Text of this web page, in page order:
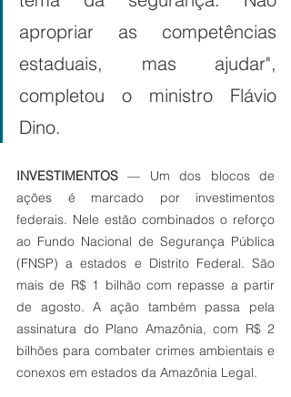
apropriar as competências
estaduais, mas ajudar",
completou o ministro Flávio
Dino.
INVESTIMENTOS — Um dos blocos de
ações é marcado por investimentos
federais. Nele estão combinados o reforço
ao Fundo Nacional de Segurança Pública
(FNSP) a estados e Distrito Federal. São
mais de R$ 1 bilhão com repasse a partir
de agosto. A ação também passa pela
assinatura do Plano Amazônia, com R$ 2
bilhões para combater crimes ambientais e
conexos em estados da Amazônia Legal.